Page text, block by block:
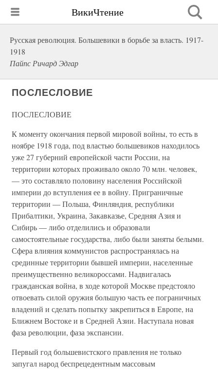
ВикиЧтение
Русская революция. Большевики в борьбе за власть. 1917-
1918
Пайпс Ричард Эдгар
ПОСЛЕСЛОВИЕ
ПОСЛЕСЛОВИЕ
К моменту окончания первой мировой войны, то есть в
ноябре 1918 года, под властью большевиков находилось
уже 27 губерний европейской части России, на
территории которых проживало около 70 млн. человек,
— это составляло половину населения Российской
империи до вступления ее в войну. Приграничные
территории — Польша, Финляндия, республики
Прибалтики, Украина, Закавказье, Средняя Азия и
Сибирь — либо отделились и образовали
самостоятельные государства, либо были заняты белыми.
Сфера влияния коммунистов распространялась на
срединные территории бывшей империи, населенные
преимущественно великороссами. Надвигалась
гражданская война, в ходе которой Москве предстояло
отвоевать силой оружия большую часть ее пограничных
владений и сделать попытку закрепиться в Европе, на
Ближнем Востоке и в Средней Азии. Наступала новая
фаза революции, фаза экспансии.
Первый год большевистского правления не только
запугал народ беспрецедентным массовым